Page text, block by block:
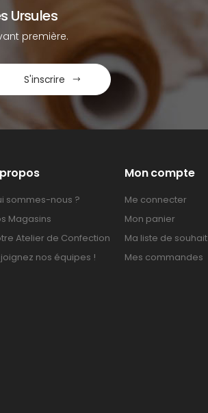
Ursules
première.
S'inscrire
sommes-nous ?
Magasins
Atelier de Confection
nos équipes !
Mon compte
Me connecter
Mon panier
Ma liste de souhait
Mes commandes